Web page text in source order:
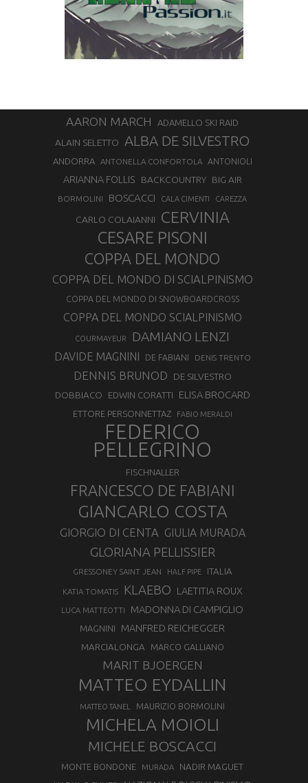
AARON MARCH ADAMELLO SKI RAID
ALAIN SELETTO ALBA DE SILVESTRO
ANDORRA ANTONELLA CONFORTOLA ANTONIOLI
ARIANNA FOLLIS BACKCOUNTRY BIG AIR
BORMOLINI BOSCACCI CALA CIMENTI CAREZZA
CARLO COLAIANNI CERVINIA
CESARE PISONI
COPPA DEL MONDO
COPPA DEL MONDO DI SCIALPINISMO
COPPA DEL MONDO DI SNOWBOARDCROSS
COPPA DEL MONDO SCIALPINISMO
COURMAYEUR DAMIANO LENZI
DAVIDE MAGNINI DE FABIANI DENIS TRENTO
DENNIS BRUNOD DE SILVESTRO
DOBBIACO EDWIN CORATTI ELISA BROCARD
ETTORE PERSONNETTAZ FABIO MERALDI
FEDERICO
PELLEGRINO
FISCHNALLER
FRANCESCO DE FABIANI
GIANCARLO COSTA
GIORGIO DI CENTA GIULIA MURADA
GLORIANA PELLISSIER
GRESSONEY SAINT JEAN HALF PIPE ITALIA
KATIA TOMATIS KLAEBO LAETITIA ROUX
LUCA MATTEOTTI MADONNA DI CAMPIGLIO
MAGNINI MANFRED REICHEGGER
MARCIALONGA MARCO GALLIANO
MARIT BJOERGEN
MATTEO EYDALLIN
MATTEO TANEL MAURIZIO BORMOLINI
MICHELA MOIOLI
MICHELE BOSCACCI
MONTE BONDONE MURADA NADIR MAGUET